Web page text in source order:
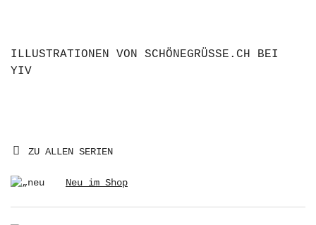
ILLUSTRATIONEN VON SCHÖNEGRÜSSE.CH BEI
YIV
ZU ALLEN SERIEN
Neu im Shop